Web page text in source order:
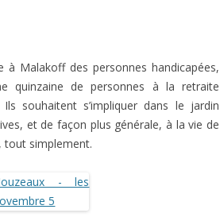
Malakoff des personnes handicapées,
quinzaine de personnes à la retraite
souhaitent s’impliquer dans le jardin
et de façon plus générale, à la vie de
tout simplement.